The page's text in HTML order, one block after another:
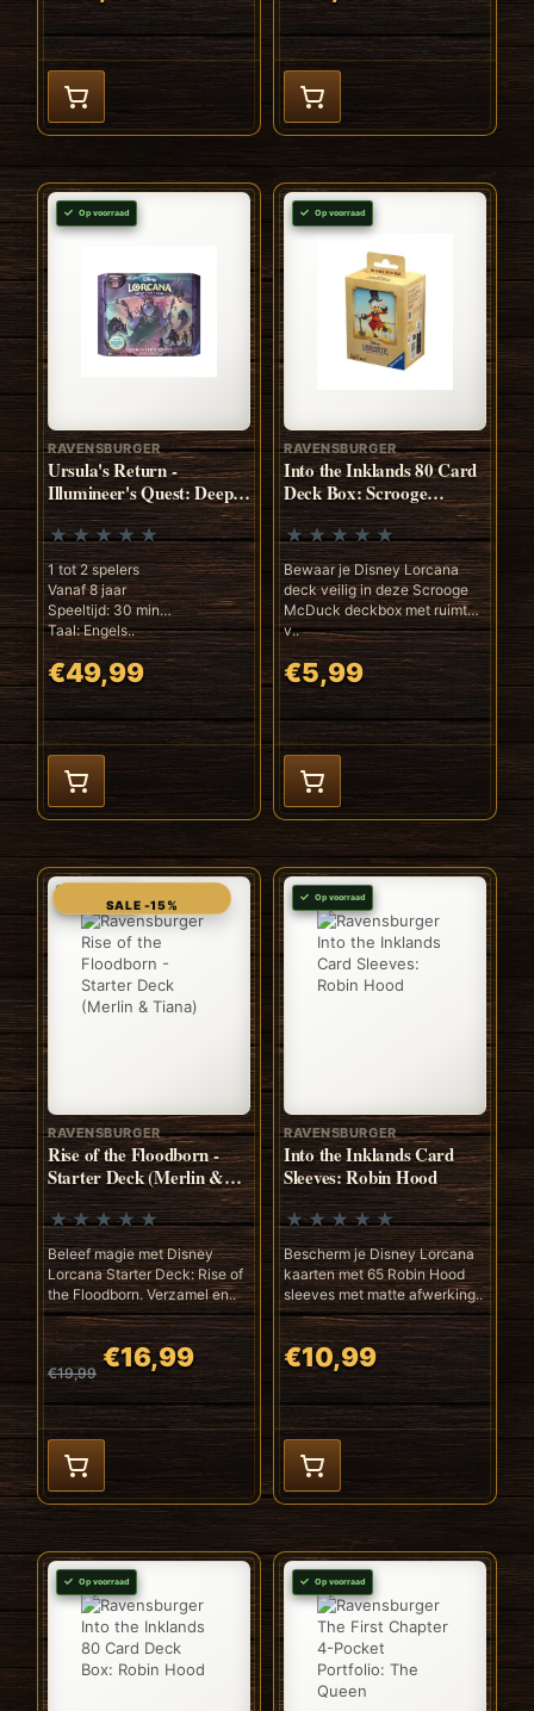
Op voorraad
RAVENSBURGER
Ursula's Return -
Illumineer's Quest: Deep
Trouble (ENG)
1 tot 2 spelers
Vanaf 8 jaar
Speeltijd: 30 min
Taal: Engels..
€49,99
Op voorraad
RAVENSBURGER
Into the Inklands 80 Card
Deck Box: Scrooge
McDuck
Bewaar je Disney Lorcana
deck veilig in deze Scrooge
McDuck deckbox met ruimte
v..
€5,99
SALE -15%
RAVENSBURGER
Rise of the Floodborn -
Starter Deck (Merlin &
Tiana)
Beleef magie met Disney
Lorcana Starter Deck: Rise of
the Floodborn. Verzamel en..
€19,99
€16,99
Op voorraad
RAVENSBURGER
Into the Inklands Card
Sleeves: Robin Hood
Bescherm je Disney Lorcana
kaarten met 65 Robin Hood
sleeves met matte afwerking..
€10,99
Op voorraad Op voorraad